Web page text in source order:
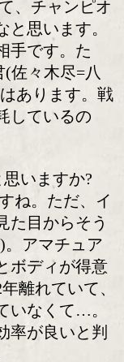
えます。
グかなと思
決を制し
回ってき
者です。
マンス)が
デカくな
いですよ。
あって、チ
だなと思
い相手で